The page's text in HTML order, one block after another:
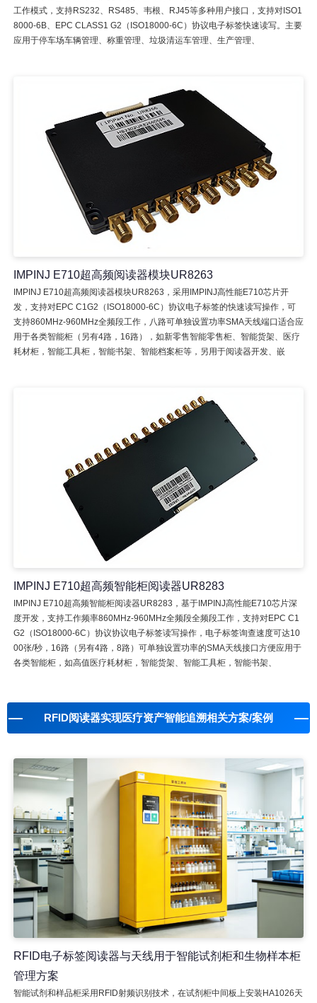
工作模式，支持RS232、RS485、韦根、RJ45等多种用户接口，支持对ISO1
8000-6B、EPC CLASS1 G2（ISO18000-6C）协议电子标签快速读写。主要
应用于停车场车辆管理、称重管理、垃圾清运车管理、生产管理、
IMPINJ E710超高频阅读器模块UR8263
IMPINJ E710超高频阅读器模块UR8263，采用IMPINJ高性能E710芯片开
发，支持对EPC C1G2（ISO18000-6C）协议电子标签的快速读写操作，可
支持860MHz-960MHz全频段工作，八路可单独设置功率SMA天线端口适合应
用于各类智能柜（另有4路，16路），如新零售智能零售柜、智能货架、医疗
耗材柜，智能工具柜，智能书架、智能档案柜等，另用于阅读器开发、嵌
IMPINJ E710超高频智能柜阅读器UR8283
IMPINJ E710超高频智能柜阅读器UR8283，基于IMPINJ高性能E710芯片深
度开发，支持工作频率860MHz-960MHz全频段全频段工作，支持对EPC C1
G2（ISO18000-6C）协议协议电子标签读写操作，电子标签询查速度可达10
00张/秒，16路（另有4路，8路）可单独设置功率的SMA天线接口方便应用于
各类智能柜，如高值医疗耗材柜，智能货架、智能工具柜，智能书架、
RFID阅读器实现医疗资产智能追溯相关方案/案例
RFID电子标签阅读器与天线用于智能试剂柜和生物样本柜
管理方案
智能试剂和样品柜采用RFID射频识别技术，在试剂柜中间板上安装HA1026天